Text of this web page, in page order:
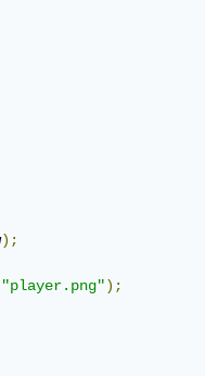
);
"player.png");